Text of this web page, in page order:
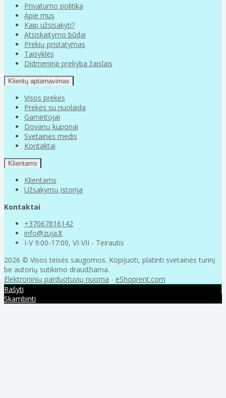
Privatumo politika
Apie mus
Kaip užsisakyti?
Atsiskaitymo būdai
Prekių pristatymas
Taisyklės
Didmeninė prekyba žaislais
Klientų aptarnavimas
Visos prekės
Prekės su nuolaida
Gamintojai
Dovanų kuponai
Svetainės medis
Kontaktai
Klientams
Klientams
Užsakymų istorija
Kontaktai
+37067816142
info@zuja.lt
I-V 9:00-17:00, VI-VII - Teirautis
2026 © Visos teisės saugomos. Kopijuoti, platinti svetainės turinį
be autorių sutikimo draudžiama.
Elektroninių parduotuvių nuoma - eShoprent.com
Rašyti
Skambinti